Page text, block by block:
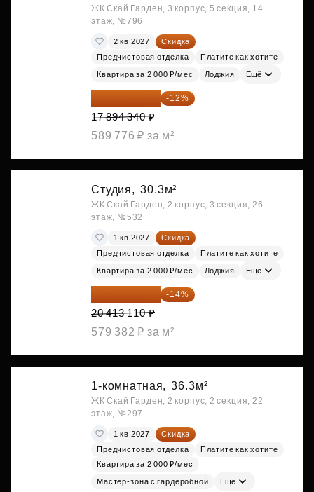
ЖК Скай Гарден, 3 корпус, 5 секция, 14
этаж, №796
2 кв 2027
Скидка
Предчистовая отделка
Платите как хотите
Квартира за 2 000 ₽/мес Лоджия Ещё
15 747 019 ₽ -12%
17 894 340 ₽
589 776 ₽ за м²
Студия, 30.3м²
ЖК Скай Гарден, 2 корпус, 3 секция, 26
этаж, №532
1 кв 2027
Скидка
Предчистовая отделка
Платите как хотите
Квартира за 2 000 ₽/мес Лоджия Ещё
17 555 275 ₽ -14%
20 413 110 ₽
579 382 ₽ за м²
1-комнатная, 36.3м²
ЖК Скай Гарден, 2 корпус, 2 секция, 22
этаж, №297
1 кв 2027
Скидка
Предчистовая отделка
Платите как хотите
Квартира за 2 000 ₽/мес
Мастер-зона с гардеробной Ещё